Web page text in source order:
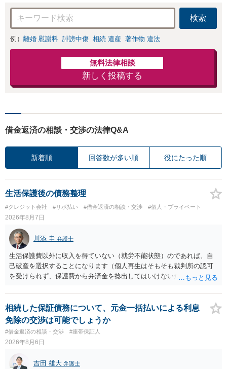
検索
例） 離婚 慰謝料 誹謗中傷 相続 遺産 著作物 違法
無料法律相談
新しく投稿する
借金返済の相談・交渉の法律Q&A
新着順 回答数が多い順 役にたった順
生活保護後の債務整理
#クレジット会社 #リボ払い #借金返済の相談・交渉 #個人・プライベート
2026年8月7日
川添 圭 弁護士
生活保護費以外に収入を得ていない（就労不能状態）のであれば、自
己破産を選択することになります（個人再生はそもそも裁判所の認可
を受けられず、保護費から弁済金を捻出してはいけないため任意整理
士費用は法テラスが負担し、裁判所の予納金等も法テラスが援助して
くれるため、弁護士へ自己破産を任せれば解決します。
相続した保証債務について、元金一括払いによる利息
免除の交渉は可能でしょうか
#借金返済の相談・交渉 #連帯保証人
2026年8月6日
吉田 雄大 弁護士